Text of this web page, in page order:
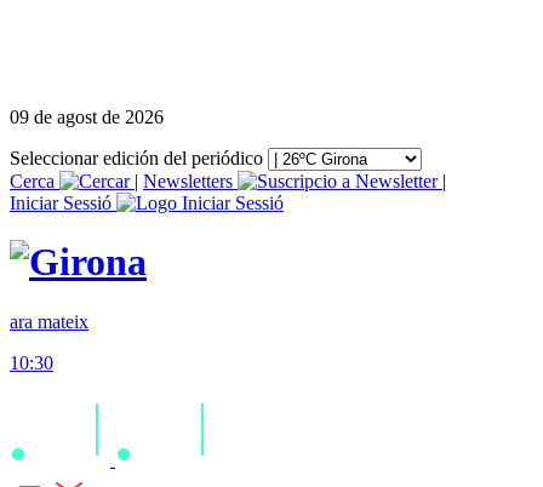
09 de agost de 2026
Seleccionar edición del periódico
Cerca
| Newsletters
|
Iniciar Sessió
ara mateix
10:30